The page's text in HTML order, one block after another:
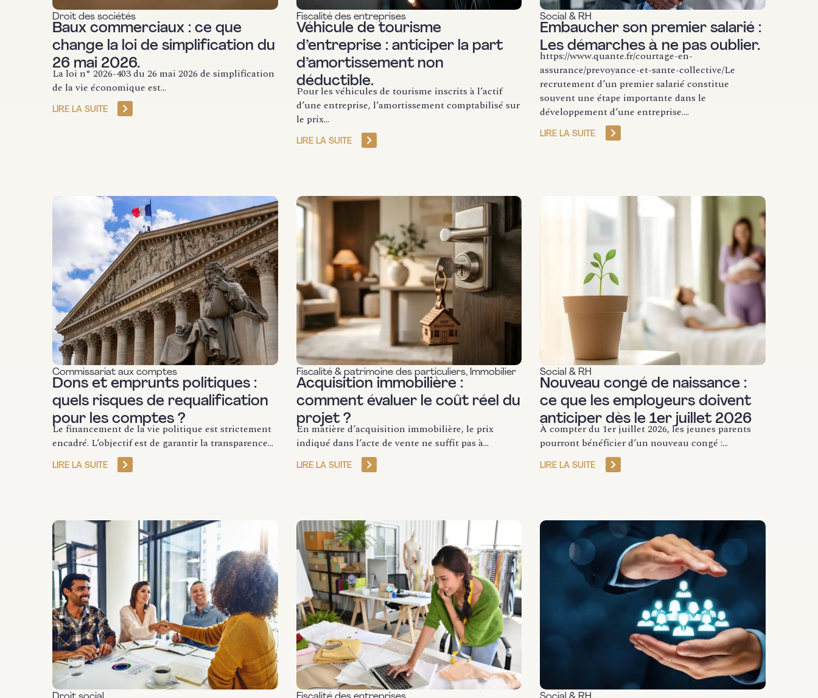
Droit des sociétés
Baux commerciaux : ce que
change la loi de simplification du
26 mai 2026.
La loi n° 2026-403 du 26 mai 2026 de simplification
de la vie économique est...
LIRE LA SUITE
Fiscalité des entreprises
Véhicule de tourisme
d’entreprise : anticiper la part
d’amortissement non
déductible.
Pour les véhicules de tourisme inscrits à l’actif
d’une entreprise, l’amortissement comptabilisé sur
le prix...
LIRE LA SUITE
Social & RH
Embaucher son premier salarié :
Les démarches à ne pas oublier.
https://www.quante.fr/courtage-en-
assurance/prevoyance-et-sante-collective/Le
recrutement d’un premier salarié constitue
souvent une étape importante dans le
développement d’une entreprise....
LIRE LA SUITE
Commissariat aux comptes
Dons et emprunts politiques :
quels risques de requalification
pour les comptes ?
Le financement de la vie politique est strictement
encadré. L’objectif est de garantir la transparence...
LIRE LA SUITE
Fiscalité & patrimoine des particuliers, Immobilier
Acquisition immobilière :
comment évaluer le coût réel du
projet ?
En matière d’acquisition immobilière, le prix
indiqué dans l’acte de vente ne suffit pas à...
LIRE LA SUITE
Social & RH
Nouveau congé de naissance :
ce que les employeurs doivent
anticiper dès le 1er juillet 2026
À compter du 1er juillet 2026, les jeunes parents
pourront bénéficier d’un nouveau congé :...
LIRE LA SUITE